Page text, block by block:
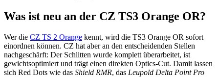
Was ist neu an der CZ TS3 Orange OR?
Wer die CZ TS 2 Orange kennt, wird die TS3 Orange OR sofort
einordnen können. CZ hat aber an den entscheidenden Stellen
nachgeschärft: Der Schlitten wurde komplett überarbeitet, ist
gewichtsoptimiert und trägt einen direkten Optics-Cut. Damit lassen
sich Red Dots wie das Shield RMR, das Leupold Delta Point Pro